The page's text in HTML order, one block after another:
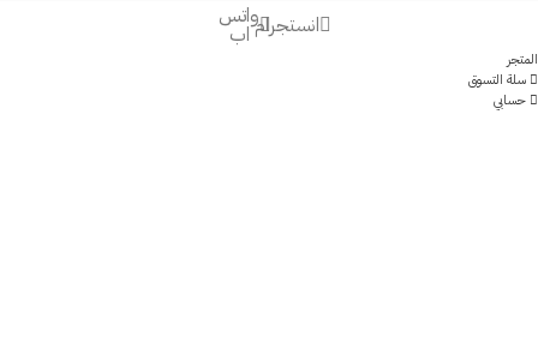
انستجرامواتس
اب
المتجر
سلة التسوق
حسابي